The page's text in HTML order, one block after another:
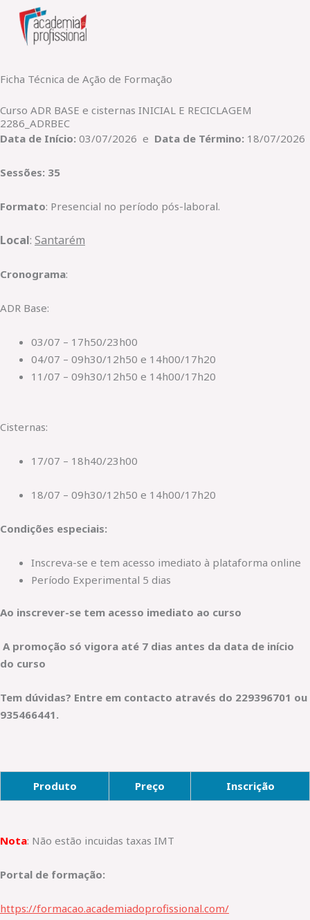
content
Ficha Técnica de Ação de Formação
Curso ADR BASE e cisternas INICIAL E RECICLAGEM
2286_ADRBEC
Data de Início: 03/07/2026 e Data de Término: 18/07/2026
Sessões: 35
Formato: Presencial no período pós-laboral.
Local: Santarém
Cronograma:
ADR Base:
03/07 – 17h50/23h00
04/07 – 09h30/12h50 e 14h00/17h20
11/07 – 09h30/12h50 e 14h00/17h20
Cisternas:
17/07 – 18h40/23h00
18/07 – 09h30/12h50 e 14h00/17h20
Condições especiais:
Inscreva-se e tem acesso imediato à plataforma online
Período Experimental 5 dias
Ao inscrever-se tem acesso imediato ao curso
A promoção só vigora até 7 dias antes da data de início
do curso
Tem dúvidas? Entre em contacto através do 229396701 ou
935466441.
Produto Preço Inscrição
Nota: Não estão incuidas taxas IMT
Portal de formação:
https://formacao.academiadoprofissional.com/